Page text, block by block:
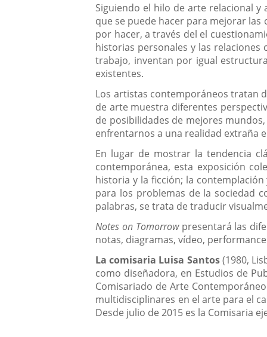
Siguiendo el hilo de arte relacional
que se puede hacer para mejorar las
por hacer, a través del el
historias personales y las relaciones
trabajo, inventan por igual
existentes.
Los artistas contemporáneos tratan
de arte muestra diferentes
de posibilidades de mejores
enfrentarnos a una realidad extraña
En lugar de mostrar la tendencia
contemporánea, esta exposición
historia y la ficción; la
para los problemas de la sociedad
palabras, se trata de traducir
Notes on Tomorrowpresentará las
notas, diagramas, vídeo,
La comisaria Luisa Santos(1980,
como diseñadora, en Estudios de
Comisariado de Arte
multidisciplinares en el arte para el
Desde julio de 2015 es la Comisaria